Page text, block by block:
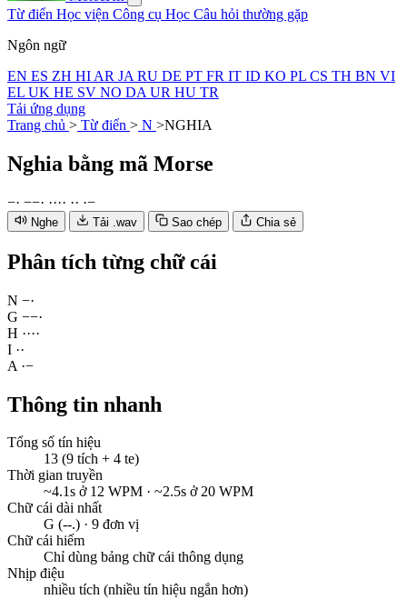
Từ điển Học viện Công cụ Học Câu hỏi thường gặp
Ngôn ngữ
EN ES ZH HI AR JA RU DE PT FR IT ID KO PL CS TH BN VI
EL UK HE SV NO DA UR HU TR
Tải ứng dụng
Trang chủ > Từ điển > N >NGHIA
Nghia bằng mã Morse
−· −−· ···· ·· ·−
Nghe Tải .wav Sao chép Chia sẻ
Phân tích từng chữ cái
N −·
G −−·
H ····
I ··
A ·−
Thông tin nhanh
Tổng số tín hiệu
13 (9 tích + 4 te)
Thời gian truyền
~4.1s ở 12 WPM · ~2.5s ở 20 WPM
Chữ cái dài nhất
G (--.) · 9 đơn vị
Chữ cái hiếm
Chỉ dùng bảng chữ cái thông dụng
Nhịp điệu
nhiều tích (nhiều tín hiệu ngắn hơn)